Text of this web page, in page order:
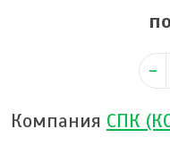
Компания СПК